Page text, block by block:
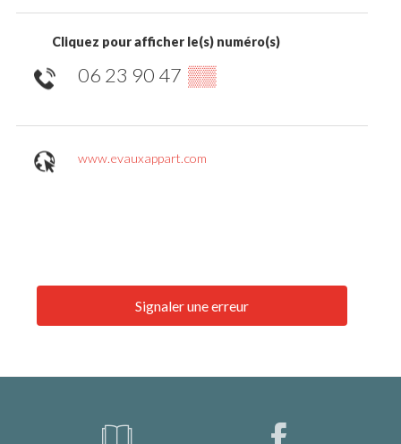
Cliquez pour afficher le(s) numéro(s)
06 23 90 47 ▒▒
www.evauxappart.com
Signaler une erreur